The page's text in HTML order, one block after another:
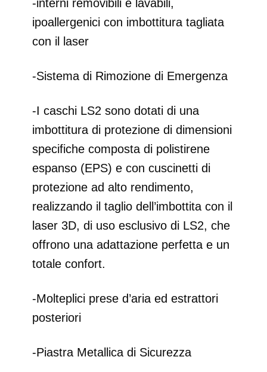
-interni removibili e lavabili,
ipoallergenici con imbottitura tagliata
con il laser
-Sistema di Rimozione di Emergenza
-I caschi LS2 sono dotati di una
imbottitura di protezione di dimensioni
specifiche composta di polistirene
espanso (EPS) e con cuscinetti di
protezione ad alto rendimento,
realizzando il taglio dell’imbottita con il
laser 3D, di uso esclusivo di LS2, che
offrono una adattazione perfetta e un
totale confort.
-Molteplici prese d’aria ed estrattori
posteriori
-Piastra Metallica di Sicurezza